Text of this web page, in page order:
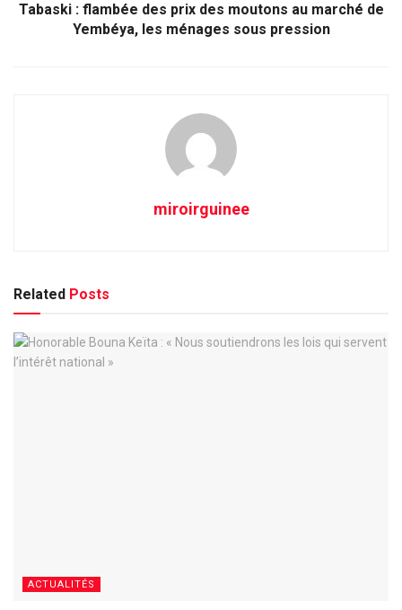
Tabaski : flambée des prix des moutons au marché de
Yembéya, les ménages sous pression
miroirguinee
Related Posts
ACTUALITÉS